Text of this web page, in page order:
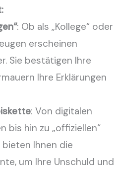
: Ob als „Kollege“ oder
erscheinen
Sie bestätigen Ihre
Ihre Erklärungen
: Von digitalen
bis hin zu „offiziellen“
Ihnen die
um Ihre Unschuld und